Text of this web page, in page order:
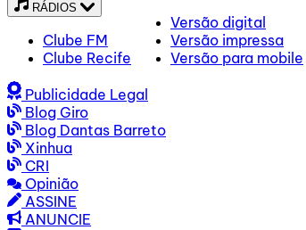
RÁDIOS
Clube FM
Clube Recife
Versão digital
Versão impressa
Versão para mobile
Publicidade Legal
Blog Giro
Blog Dantas Barreto
Xinhua
CRI
Opinião
ASSINE
ANUNCIE